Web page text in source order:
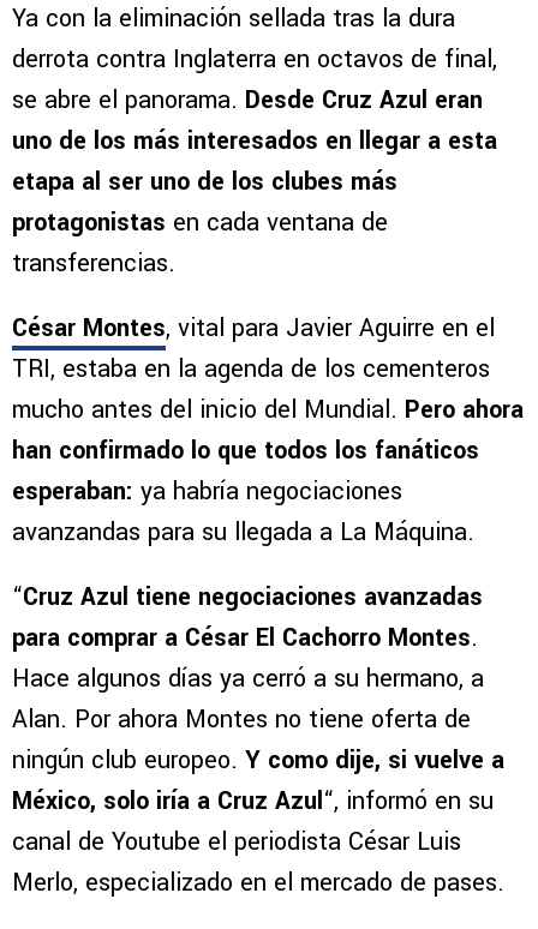
Ya con la eliminación sellada tras la dura
derrota contra Inglaterra en octavos de final,
se abre el panorama. Desde Cruz Azul eran
uno de los más interesados en llegar a esta
etapa al ser uno de los clubes más
protagonistas en cada ventana de
transferencias.
César Montes, vital para Javier Aguirre en el
TRI, estaba en la agenda de los cementeros
mucho antes del inicio del Mundial. Pero ahora
han confirmado lo que todos los fanáticos
esperaban: ya habría negociaciones
avanzandas para su llegada a La Máquina.
“Cruz Azul tiene negociaciones avanzadas
para comprar a César El Cachorro Montes.
Hace algunos días ya cerró a su hermano, a
Alan. Por ahora Montes no tiene oferta de
ningún club europeo. Y como dije, si vuelve a
México, solo iría a Cruz Azul“, informó en su
canal de Youtube el periodista César Luis
Merlo, especializado en el mercado de pases.